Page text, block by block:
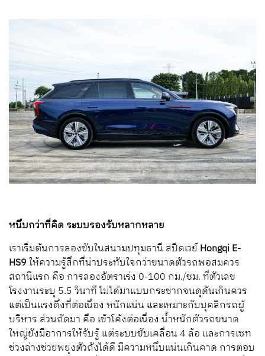
หนึบกว่าที่คิด ระบบรองรับหลากหลาย
เราเริ่มต้นการลองขับในสนามปทุมธานี สปีดเวย์Hongqi E-
HS9ให้ความรู้สึกที่น่าประทับใจกว่าขนาดตัวรถพอสมควร
สถานีแรก คือ การลองอัตราเร่ง 0-100 กม./ชม. ที่ตัวเลข
โรงงานระบุ 5.5 วินาที ไม่ได้มาแบบกระชากจนดุดันเกินควร
แต่เป็นแรงดึงที่ต่อเนื่อง หนักแน่น และเหมาะกับบุคลิกรถผู้
บริหาร ส่วนถัดมา คือ เข้าโค้งต่อเนื่อง น้ำหนักตัวรถขนาด
ใหญ่ยังมีอาการให้รับรู้ แต่ระบบขับเคลื่อน 4 ล้อ และการเซท
ช่วงล่างช่วยพยุงตัวถังได้ดี มีความหนึบแน่นเกินคาด การตอบ